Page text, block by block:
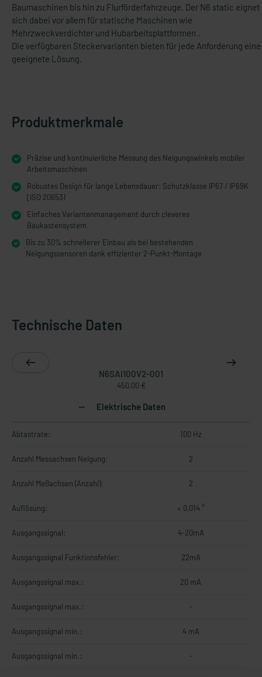
Baumaschinen bis hin zu Flurförderfahrzeuge. Der N6 static eignet
sich dabei vor allem für statische Maschinen wie
Mehrzweckverdichter und Hubarbeitsplattformen .
Die verfügbaren Steckervarianten bieten für jede Anforderung eine
geeignete Lösung.
Produktmerkmale
Präzise und kontinuierliche Messung des Neigungswinkels mobiler
Arbeitsmaschinen
Robustes Design für lange Lebensdauer: Schutzklasse IP67 / IP69K
[ISO 20653)
Einfaches Variantenmanagement durch cleveres
Baukastensystem
Bis zu 30% schnellerer Einbau als bei bestehenden
Neigungssensoren dank effizienter 2-Punkt-Montage
Technische Daten
N6SAI100V2-001
450,00 €
Elektrische Daten
Abtastrate: 100 Hz
Anzahl Messachsen Neigung: 2
Anzahl Meßachsen (Anzahl): 2
Auflösung: < 0,014 °
Ausgangssignal: 4-20mA
Ausgangssignal Funktionsfehler: 22mA
Ausgangssignal max.: 20 mA
Ausgangssignal max.: -
Ausgangssignal min.: 4 mA
Ausgangssignal min.: -